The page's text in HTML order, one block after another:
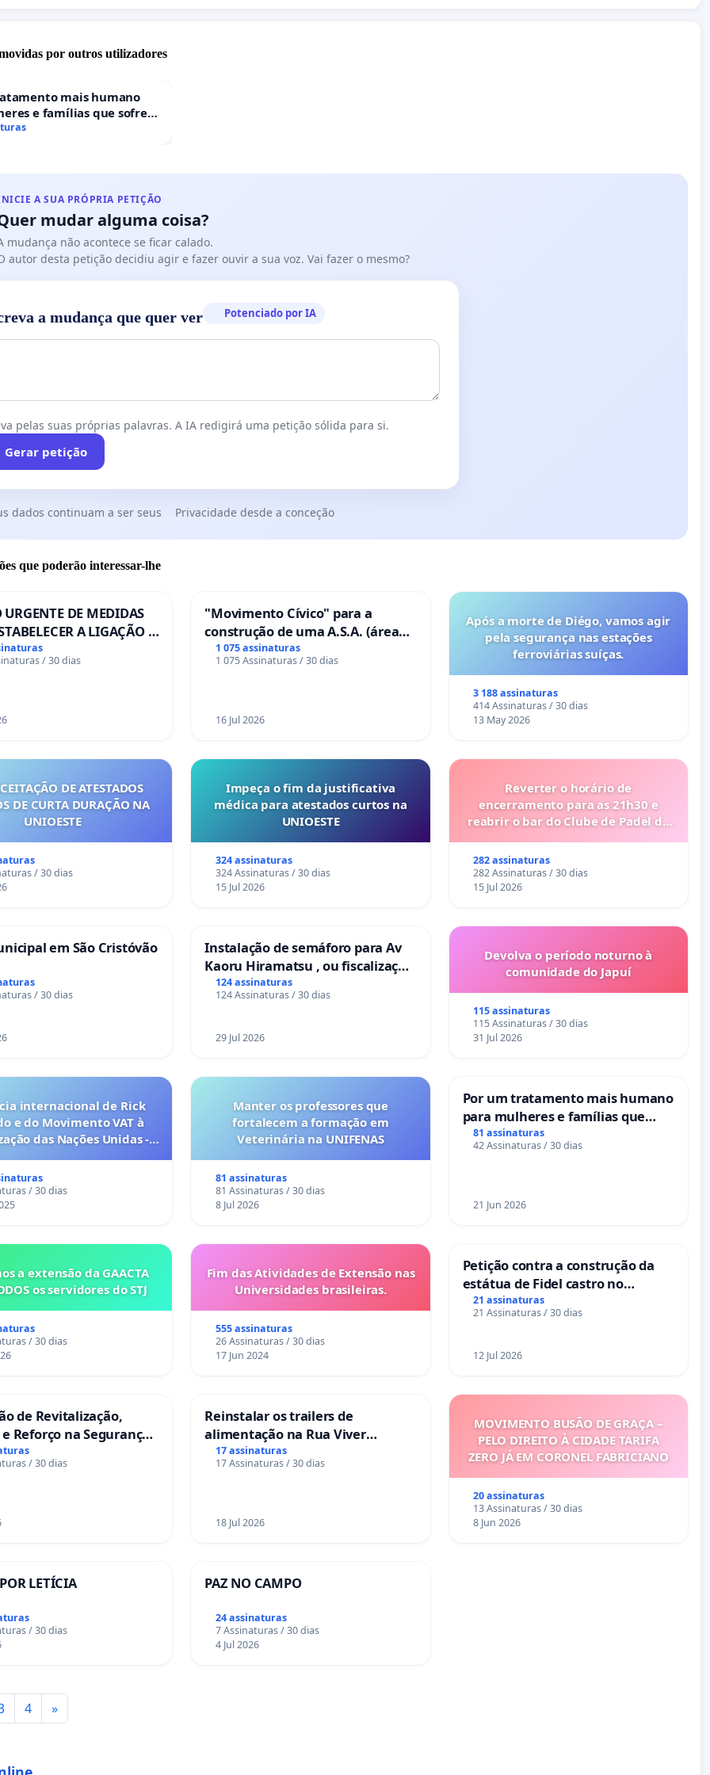
por outros utilizadores
mais humano
e famílias que sofrem
gestacional nos hospitais
A SUA PRÓPRIA PETIÇÃO
mudar alguma coisa?
mudança não acontece se ficar calado.
autor desta petição decidiu agir e fazer ouvir a sua voz. Vai fazer o mesmo?
a mudança que quer ver Potenciado por IA
pelas suas próprias palavras. A IA redigirá uma petição sólida para si.
Gerar petição
dados continuam a ser seus Privacidade desde a conceção
que poderão interessar-lhe
DE MEDIDAS
A LIGAÇÃO -
129
/ 30 dias
"Movimento Cívico" para a
construção de uma A.S.A. (área
de serviços para autocaravanas)
em Coimbra
1 075 assinaturas
1 075 Assinaturas / 30 dias
16 Jul 2026
Após a morte de Diégo, vamos agir
pela segurança nas estações
ferroviárias suíças.
3 188 assinaturas
414 Assinaturas / 30 dias
13 May 2026
DE ATESTADOS
DE CURTA DURAÇÃO NA
UNIOESTE
/ 30 dias
Impeça o fim da justificativa
médica para atestados curtos na
UNIOESTE
324 assinaturas
324 Assinaturas / 30 dias
15 Jul 2026
Reverter o horário de
encerramento para as 21h30 e
reabrir o bar do Clube de Padel de
282 assinaturas
282 Assinaturas / 30 dias
15 Jul 2026
em São Cristóvão
/ 30 dias
Instalação de semáforo para Av
Kaoru Hiramatsu , ou fiscalização
Eletrônica
124 assinaturas
124 Assinaturas / 30 dias
29 Jul 2026
Devolva o período noturno à
comunidade do Japuí
115 assinaturas
115 Assinaturas / 30 dias
31 Jul 2026
internacional de Rick
e do Movimento VAT à
das Nações Unidas -
6x1 enquanto o lobby
compra a omissão do
/ 30 dias
Manter os professores que
fortalecem a formação em
Veterinária na UNIFENAS
81 assinaturas
81 Assinaturas / 30 dias
8 Jul 2026
Por um tratamento mais humano
para mulheres e famílias que
sofrem uma perda gestacional
nos hospitais portugueses
81 assinaturas
42 Assinaturas / 30 dias
21 Jun 2026
a extensão da GAACTA
os servidores do STJ
/ 30 dias
Fim das Atividades de Extensão nas
Universidades brasileiras.
555 assinaturas
26 Assinaturas / 30 dias
17 Jun 2024
Petição contra a construção da
estátua de Fidel castro no
mirante do Caju
21 assinaturas
21 Assinaturas / 30 dias
12 Jul 2026
de Revitalização,
Reforço na Segurança
da Rua Cachoeira das
/ 30 dias
Reinstalar os trailers de
alimentação na Rua Viver
Salvador
17 assinaturas
17 Assinaturas / 30 dias
18 Jul 2026
MOVIMENTO BUSÃO DE GRAÇA –
PELO DIREITO À CIDADE TARIFA
ZERO JÁ EM CORONEL FABRICIANO
20 assinaturas
13 Assinaturas / 30 dias
8 Jun 2026
LETÍCIA
/ 30 dias
PAZ NO CAMPO
24 assinaturas
7 Assinaturas / 30 dias
4 Jul 2026
4 »